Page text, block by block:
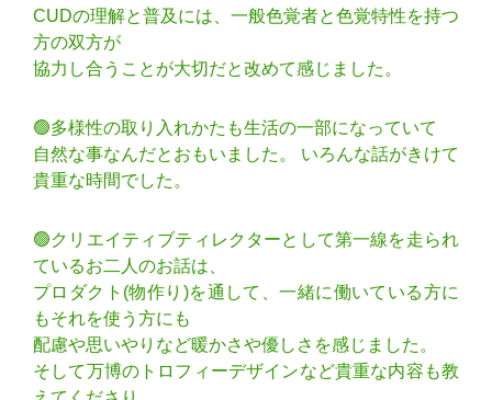
CUDの理解と普及には、一般色覚者と色覚特性を持つ
方の双方が
協力し合うことが大切だと改めて感じました。
🟢多様性の取り入れかたも生活の一部になっていて
自然な事なんだとおもいました。 いろんな話がきけて
貴重な時間でした。
🟢クリエイティブティレクターとして第一線を走られ
ているお二人のお話は、
プロダクト(物作り)を通して、一緒に働いている方に
もそれを使う方にも
配慮や思いやりなど暖かさや優しさを感じました。
そして万博のトロフィーデザインなど貴重な内容も教